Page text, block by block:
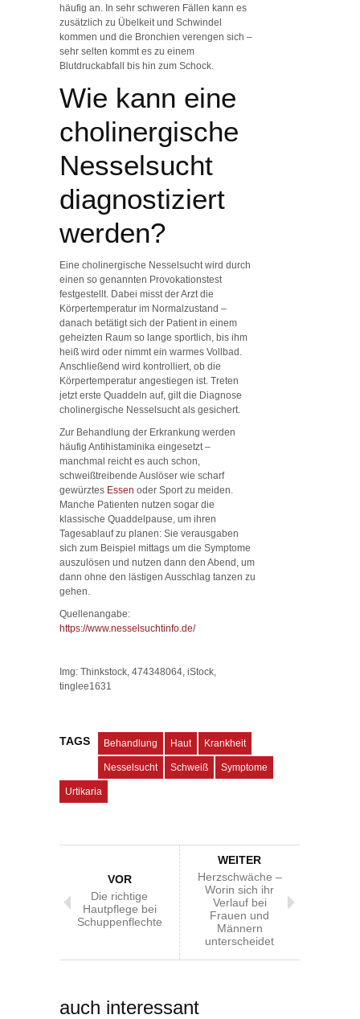
häufig an. In sehr schweren Fällen kann es
zusätzlich zu Übelkeit und Schwindel
kommen und die Bronchien verengen sich –
sehr selten kommt es zu einem
Blutdruckabfall bis hin zum Schock.
Wie kann eine
cholinergische
Nesselsucht
diagnostiziert
werden?
Eine cholinergische Nesselsucht wird durch
einen so genannten Provokationstest
festgestellt. Dabei misst der Arzt die
Körpertemperatur im Normalzustand –
danach betätigt sich der Patient in einem
geheizten Raum so lange sportlich, bis ihm
heiß wird oder nimmt ein warmes Vollbad.
Anschließend wird kontrolliert, ob die
Körpertemperatur angestiegen ist. Treten
jetzt erste Quaddeln auf, gilt die Diagnose
cholinergische Nesselsucht als gesichert.
Zur Behandlung der Erkrankung werden
häufig Antihistaminika eingesetzt –
manchmal reicht es auch schon,
schweißtreibende Auslöser wie scharf
gewürztes Essen oder Sport zu meiden.
Manche Patienten nutzen sogar die
klassische Quaddelpause, um ihren
Tagesablauf zu planen: Sie verausgaben
sich zum Beispiel mittags um die Symptome
auszulösen und nutzen dann den Abend, um
dann ohne den lästigen Ausschlag tanzen zu
gehen.
Quellenangabe:
https://www.nesselsuchtinfo.de/
Img: Thinkstock, 474348064, iStock,
tinglee1631
TAGS Behandlung Haut Krankheit
Nesselsucht Schweiß Symptome
Urtikaria
VOR
Die richtige
Hautpflege bei
Schuppenflechte
WEITER
Herzschwäche –
Worin sich ihr
Verlauf bei
Frauen und
Männern
unterscheidet
auch interessant